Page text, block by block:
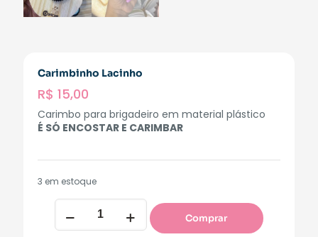
Carimbinho Lacinho
R$ 15,00
Carimbo para brigadeiro em material plástico
É SÓ ENCOSTAR E CARIMBAR
3 em estoque
Comprar